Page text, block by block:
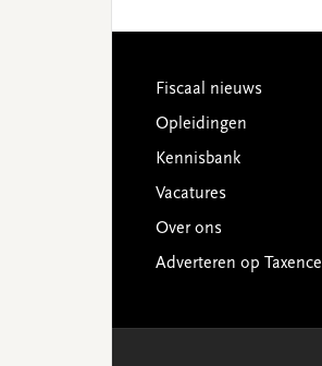
Footer
Fiscaal nieuws
Opleidingen
Kennisbank
Vacatures
Over ons
Adverteren op Taxence